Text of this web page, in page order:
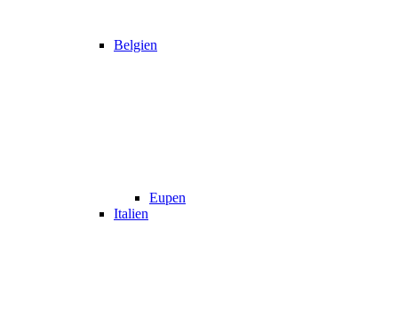
Belgien
Eupen
Italien